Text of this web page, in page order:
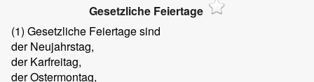
Gesetzliche Feiertage
(1) Gesetzliche Feiertage sind
der Neujahrstag,
der Karfreitag,
der Ostermontag,